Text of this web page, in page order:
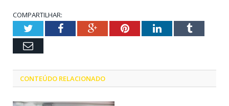
COMPARTILHAR:
TwitterFacebookGoogle+PinterestLinkedInTumblr
Email
CONTEÚDO RELACIONADO